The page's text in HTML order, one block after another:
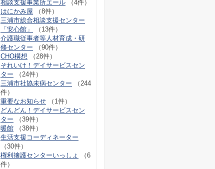
相談支援事業所エール （4件）
はにかみ屋 （8件）
三浦市総合相談支援センター
「安心館」
（13件）
介護職従事者等人材育成・研
修センター （90件）
CHO構想 （28件）
それいけ！デイサービスセン
ター （24件）
三浦市社協未病センター （244
件）
重要なお知らせ （1件）
どんどん！デイサービスセン
ター （39件）
暖館 （38件）
生活支援コーディネーター
（30件）
権利擁護センターいっしょ
（6
件）